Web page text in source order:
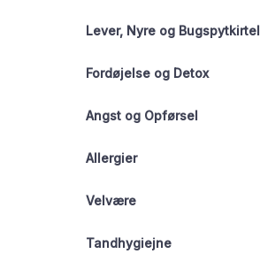
Lever, Nyre og Bugspytkirtel
Fordøjelse og Detox
Angst og Opførsel
Allergier
Velvære
Tandhygiejne